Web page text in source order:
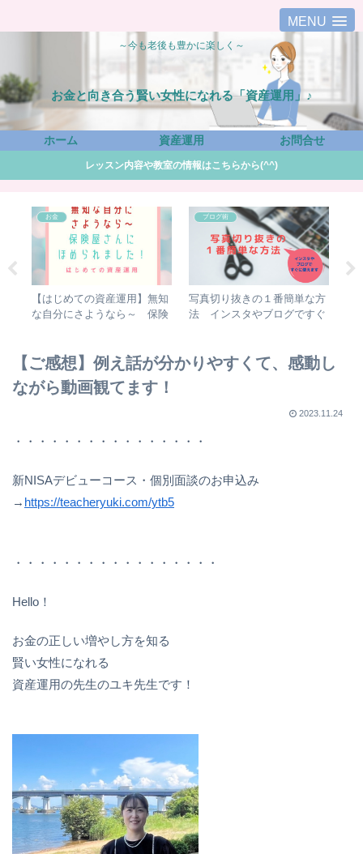
MENU
～今も老後も豊かに楽しく～
お金と向き合う賢い女性になれる「資産運用」♪
ホーム 資産運用 お問合せ
レッスン内容や教室の情報はこちらから(^^)
お金
【はじめての資産運用】無知
な自分にさようなら～ 保険
ブログ術
写真切り抜きの１番簡単な方
法 インスタやブログですぐ
【ご感想】例え話が分かりやすくて、感動し
ながら動画観てます！
2023.11.24
・・・・・・・・・・・・・・・・
新NISAデビューコース・個別面談のお申込み
→ https://teacheryuki.com/ytb5
・・・・・・・・・・・・・・・・・
Hello！
お金の正しい増やし方を知る
賢い女性になれる
資産運用の先生のユキ先生です！